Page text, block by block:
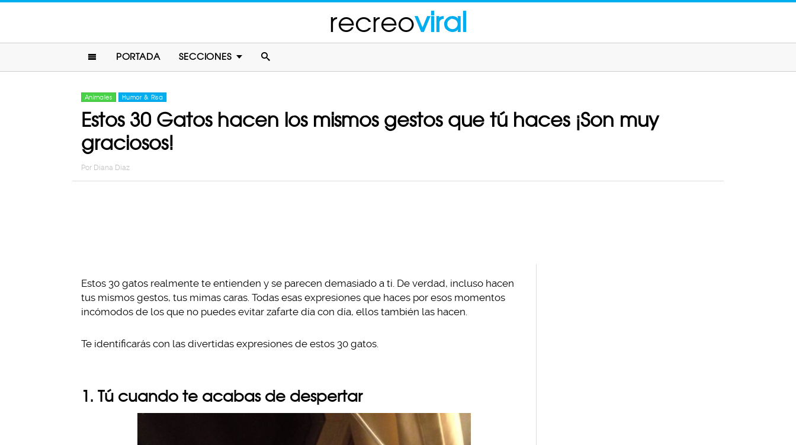
recreoviral
PORTADA SECCIONES
Animales Humor & Risa
Estos 30 Gatos hacen los mismos gestos que tú haces ¡Son muy
graciosos!
Por Diana Diaz
Estos 30 gatos realmente te entienden y se parecen demasiado a ti. De verdad, incluso hacen
tus mismos gestos, tus mimas caras. Todas esas expresiones que haces por esos momentos
incómodos de los que no puedes evitar zafarte día con día, ellos también las hacen.
Te identificarás con las divertidas expresiones de estos 30 gatos.
1. Tú cuando te acabas de despertar